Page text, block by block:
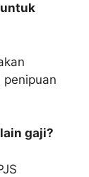
penipuan
gaji?